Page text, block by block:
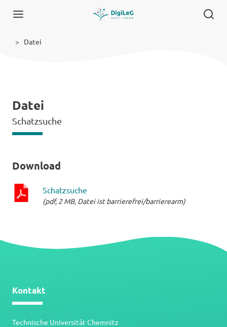
Datei
Datei
Schatzsuche
Download
Schatzsuche
(pdf, 2 MB, Datei ist barrierefrei/barrierearm)
Kontakt
Technische Universität Chemnitz